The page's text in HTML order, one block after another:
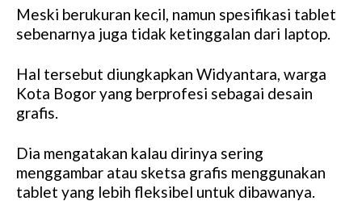
Meski berukuran kecil, namun spesifikasi tablet
sebenarnya juga tidak ketinggalan dari laptop.
Hal tersebut diungkapkan Widyantara, warga
Kota Bogor yang berprofesi sebagai desain
grafis.
Dia mengatakan kalau dirinya sering
menggambar atau sketsa grafis menggunakan
tablet yang lebih fleksibel untuk dibawanya.